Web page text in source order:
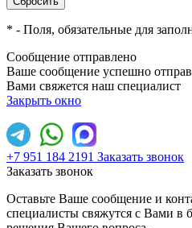
* - Поля, обязательные для
Сообщение отправлено
Ваше сообщение успешно
Вами свяжется наш специалист
Закрыть окно
+7 951 184 2191 Заказать звонок
Заказать звонок
Оставьте Ваше сообщение и
специалисты свяжутся с Вами в